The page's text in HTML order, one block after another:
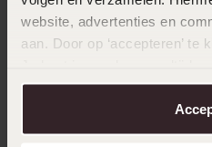
website, advertenties en
aan. Door op ‘accepteren’ te
over in onscookiebeleid.